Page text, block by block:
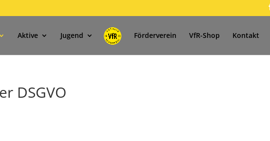
Aktive Jugend Förderverein VfR-Shop Kontakt
DSGVO